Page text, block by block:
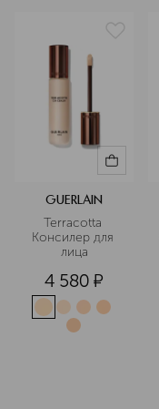
GUERLAIN
Terracotta
Консилер для
лица
4 580 ¤